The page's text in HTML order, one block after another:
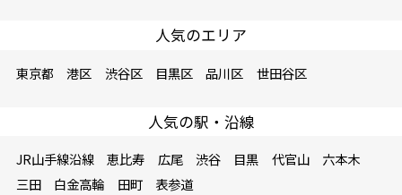
人気のエリア
東京都 港区 渋谷区 目黒区 品川区 世田谷区
人気の駅・沿線
JR山手線沿線 恵比寿 広尾 渋谷 目黒 代官山
六本木
三田
白金高輪 田町 表参道